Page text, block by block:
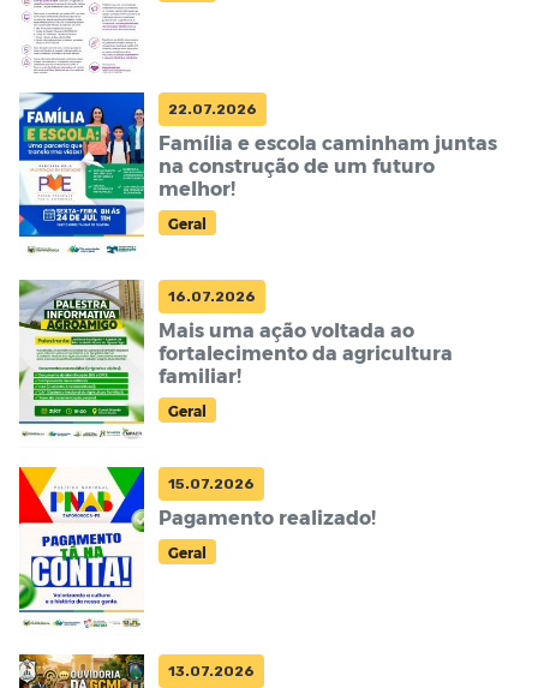
22.07.2026
Família e escola caminham juntas
na construção de um futuro
melhor!
Geral
16.07.2026
Mais uma ação voltada ao
fortalecimento da agricultura
familiar!
Geral
15.07.2026
Pagamento realizado!
Geral
13.07.2026